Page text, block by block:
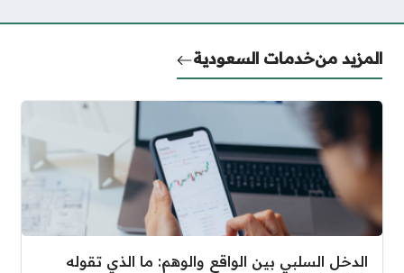
المزيد منخدمات السعودية
الدخل السلبي بين الواقع والوهم: ما الذي تقوله